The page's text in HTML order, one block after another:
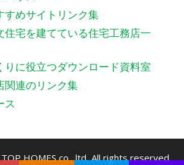
すめサイトリンク集
住宅を建てている住宅工務店一
りに役立つダウンロード資料室
関連のリンク集
ス
TOP HOMES co., ltd, All rights reserved.